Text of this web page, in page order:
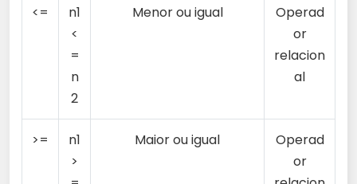
<=
n1
<
=
n
2
Menor ou igual
Operad
or
relacion
al
>=
n1
>
Maior ou igual
Operad
or